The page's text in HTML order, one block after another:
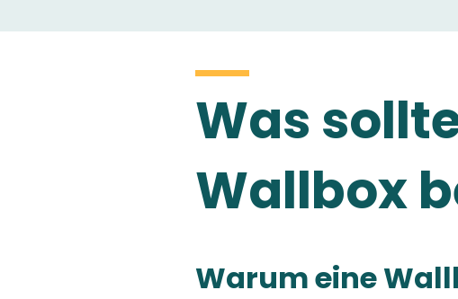
Was
Wallbox
Warum eine